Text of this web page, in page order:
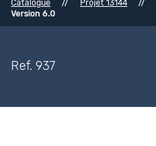
Catalogue // Projet 13144 //
Version 6.0
Ref. 937